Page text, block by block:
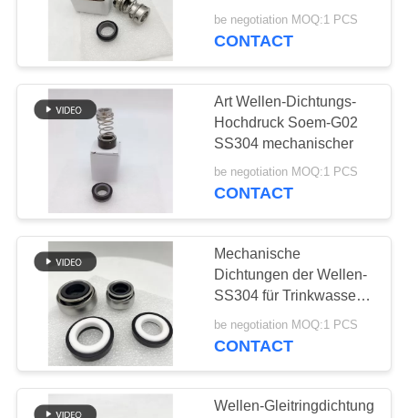
Edelstahl-Schlauch-
Adapter
46
Männlich-weibliches
Schlauch-
Verbindungsstück
37
10
be negotiation MOQ:1 PCS
CONTACT
Art Wellen-Dichtungs-
Hochdruck Soem-G02
SS304 mechanischer
be negotiation MOQ:1 PCS
CONTACT
Mechanische
Dichtungen der Wellen-
SS304 für Trinkwasser-
Pumpe 12mm
be negotiation MOQ:1 PCS
CONTACT
Wellen-Gleitringdichtung